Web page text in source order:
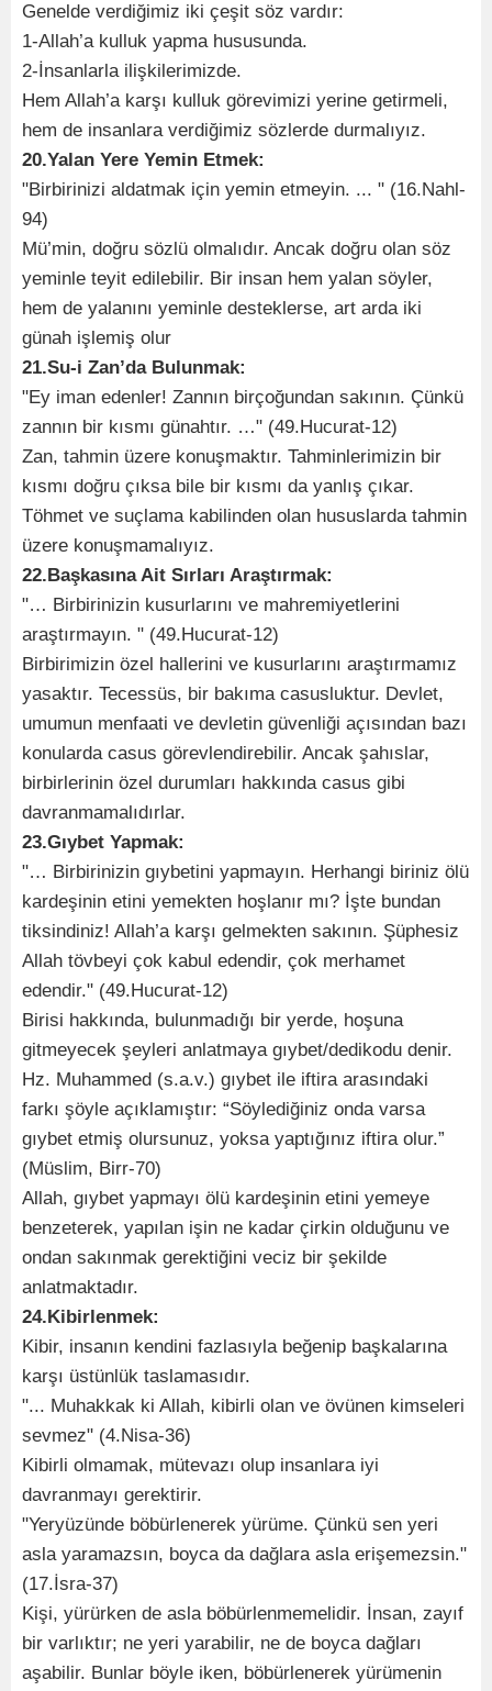
Genelde verdiğimiz iki çeşit söz vardır:
1-Allah’a kulluk yapma hususunda.
2-İnsanlarla ilişkilerimizde.
Hem Allah’a karşı kulluk görevimizi yerine getirmeli,
hem de insanlara verdiğimiz sözlerde durmalıyız.
20.Yalan Yere Yemin Etmek:
"Birbirinizi aldatmak için yemin etmeyin. ... " (16.Nahl-
94)
Mü’min, doğru sözlü olmalıdır. Ancak doğru olan söz
yeminle teyit edilebilir. Bir insan hem yalan söyler,
hem de yalanını yeminle desteklerse, art arda iki
günah işlemiş olur
21.Su-i Zan’da Bulunmak:
"Ey iman edenler! Zannın birçoğundan sakının. Çünkü
zannın bir kısmı günahtır. …" (49.Hucurat-12)
Zan, tahmin üzere konuşmaktır. Tahminlerimizin bir
kısmı doğru çıksa bile bir kısmı da yanlış çıkar.
Töhmet ve suçlama kabilinden olan hususlarda tahmin
üzere konuşmamalıyız.
22.Başkasına Ait Sırları Araştırmak:
"… Birbirinizin kusurlarını ve mahremiyetlerini
araştırmayın. " (49.Hucurat-12)
Birbirimizin özel hallerini ve kusurlarını araştırmamız
yasaktır. Tecessüs, bir bakıma casusluktur. Devlet,
umumun menfaati ve devletin güvenliği açısından bazı
konularda casus görevlendirebilir. Ancak şahıslar,
birbirlerinin özel durumları hakkında casus gibi
davranmamalıdırlar.
23.Gıybet Yapmak:
"… Birbirinizin gıybetini yapmayın. Herhangi biriniz ölü
kardeşinin etini yemekten hoşlanır mı? İşte bundan
tiksindiniz! Allah’a karşı gelmekten sakının. Şüphesiz
Allah tövbeyi çok kabul edendir, çok merhamet
edendir." (49.Hucurat-12)
Birisi hakkında, bulunmadığı bir yerde, hoşuna
gitmeyecek şeyleri anlatmaya gıybet/dedikodu denir.
Hz. Muhammed (s.a.v.) gıybet ile iftira arasındaki
farkı şöyle açıklamıştır: “Söylediğiniz onda varsa
gıybet etmiş olursunuz, yoksa yaptığınız iftira olur.”
(Müslim, Birr-70)
Allah, gıybet yapmayı ölü kardeşinin etini yemeye
benzeterek, yapılan işin ne kadar çirkin olduğunu ve
ondan sakınmak gerektiğini veciz bir şekilde
anlatmaktadır.
24.Kibirlenmek:
Kibir, insanın kendini fazlasıyla beğenip başkalarına
karşı üstünlük taslamasıdır.
"... Muhakkak ki Allah, kibirli olan ve övünen kimseleri
sevmez" (4.Nisa-36)
Kibirli olmamak, mütevazı olup insanlara iyi
davranmayı gerektirir.
"Yeryüzünde böbürlenerek yürüme. Çünkü sen yeri
asla yaramazsın, boyca da dağlara asla erişemezsin."
(17.İsra-37)
Kişi, yürürken de asla böbürlenmemelidir. İnsan, zayıf
bir varlıktır; ne yeri yarabilir, ne de boyca dağları
aşabilir. Bunlar böyle iken, böbürlenerek yürümenin